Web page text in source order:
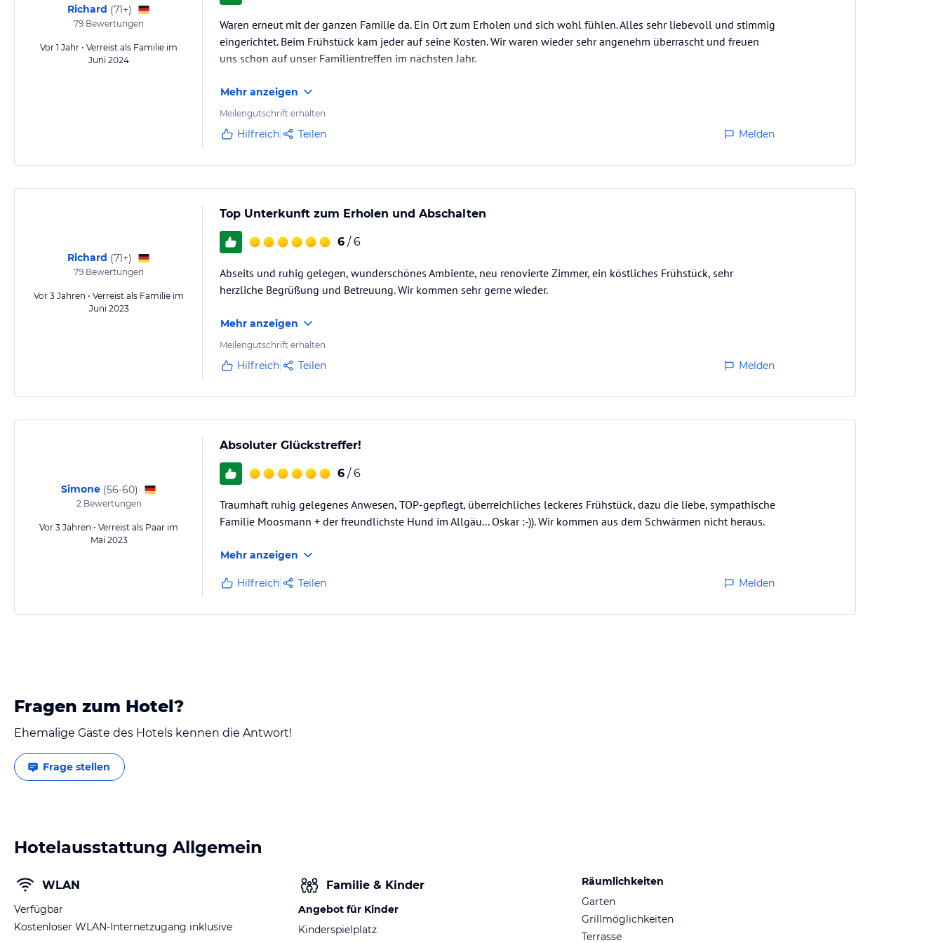
Richard (71+)
79 Bewertungen
Vor 1 Jahr • Verreist als Familie im
Juni 2024
Waren erneut mit der ganzen Familie da. Ein Ort zum Erholen und sich wohl fühlen. Alles sehr liebevoll und stimmig
eingerichtet. Beim Frühstück kam jeder auf seine Kosten. Wir waren wieder sehr angenehm überrascht und freuen
uns schon auf unser Familientreffen im nächsten Jahr.
Mehr anzeigen
Meilengutschrift erhalten
Hilfreich Teilen Melden
Richard (71+)
79 Bewertungen
Vor 3 Jahren • Verreist als Familie im
Juni 2023
Top Unterkunft zum Erholen und Abschalten
6 / 6
Abseits und ruhig gelegen, wunderschönes Ambiente, neu renovierte Zimmer, ein köstliches Frühstück, sehr
herzliche Begrüßung und Betreuung. Wir kommen sehr gerne wieder.
Mehr anzeigen
Meilengutschrift erhalten
Hilfreich Teilen Melden
Simone (56-60)
2Bewertungen
Vor 3 Jahren • Verreist als Paar im
Mai 2023
Absoluter Glückstreffer!
6 / 6
Traumhaft ruhig gelegenes Anwesen, TOP-gepflegt, überreichliches leckeres Frühstück, dazu die liebe, sympathische
Familie Moosmann + der freundlichste Hund im Allgäu... Oskar :-)). Wir kommen aus dem Schwärmen nicht heraus.
Mehr anzeigen
Hilfreich Teilen Melden
Fragen zum Hotel?
Ehemalige Gäste des Hotels kennen die Antwort!
Frage stellen
Hotelausstattung Allgemein
WLAN
Verfügbar
Kostenloser WLAN-Internetzugang inklusive
Familie & Kinder
Angebot für Kinder
Kinderspielplatz
Räumlichkeiten
Garten
Grillmöglichkeiten
Terrasse